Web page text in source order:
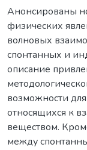
Анонсированы
физических
волновых
спонтанных и
описание
возможности
относящихся к
веществом.
между